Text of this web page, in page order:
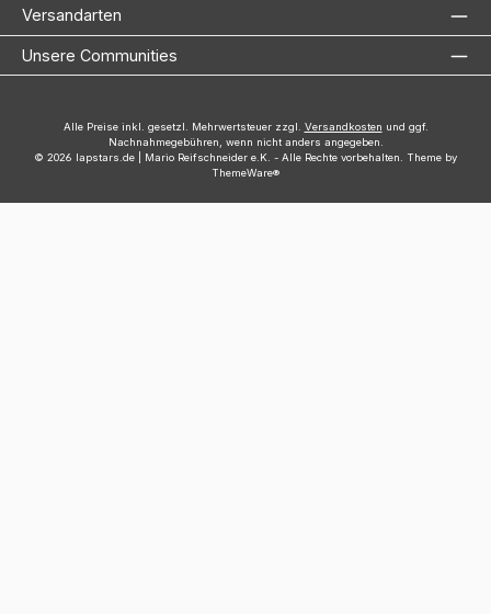
Versandarten
Unsere Communities
Alle Preise inkl. gesetzl. Mehrwertsteuer zzgl. Versandkosten und ggf.
Nachnahmegebühren, wenn nicht anders angegeben.
© 2026 lapstars.de | Mario Reifschneider e.K. - Alle Rechte vorbehalten. Theme by
ThemeWare®